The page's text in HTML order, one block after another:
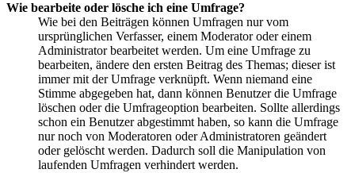
Wie bearbeite oder lösche ich eine Umfrage?
Wie bei den Beiträgen können Umfragen nur vom
ursprünglichen Verfasser, einem Moderator oder einem
Administrator bearbeitet werden. Um eine Umfrage zu
bearbeiten, ändere den ersten Beitrag des Themas; dieser ist
immer mit der Umfrage verknüpft. Wenn niemand eine
Stimme abgegeben hat, dann können Benutzer die Umfrage
löschen oder die Umfrageoption bearbeiten. Sollte allerdings
schon ein Benutzer abgestimmt haben, so kann die Umfrage
nur noch von Moderatoren oder Administratoren geändert
oder gelöscht werden. Dadurch soll die Manipulation von
laufenden Umfragen verhindert werden.